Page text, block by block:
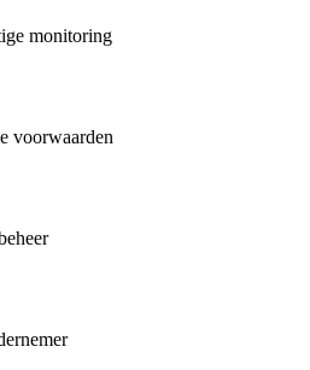
monitoring
voorwaarden